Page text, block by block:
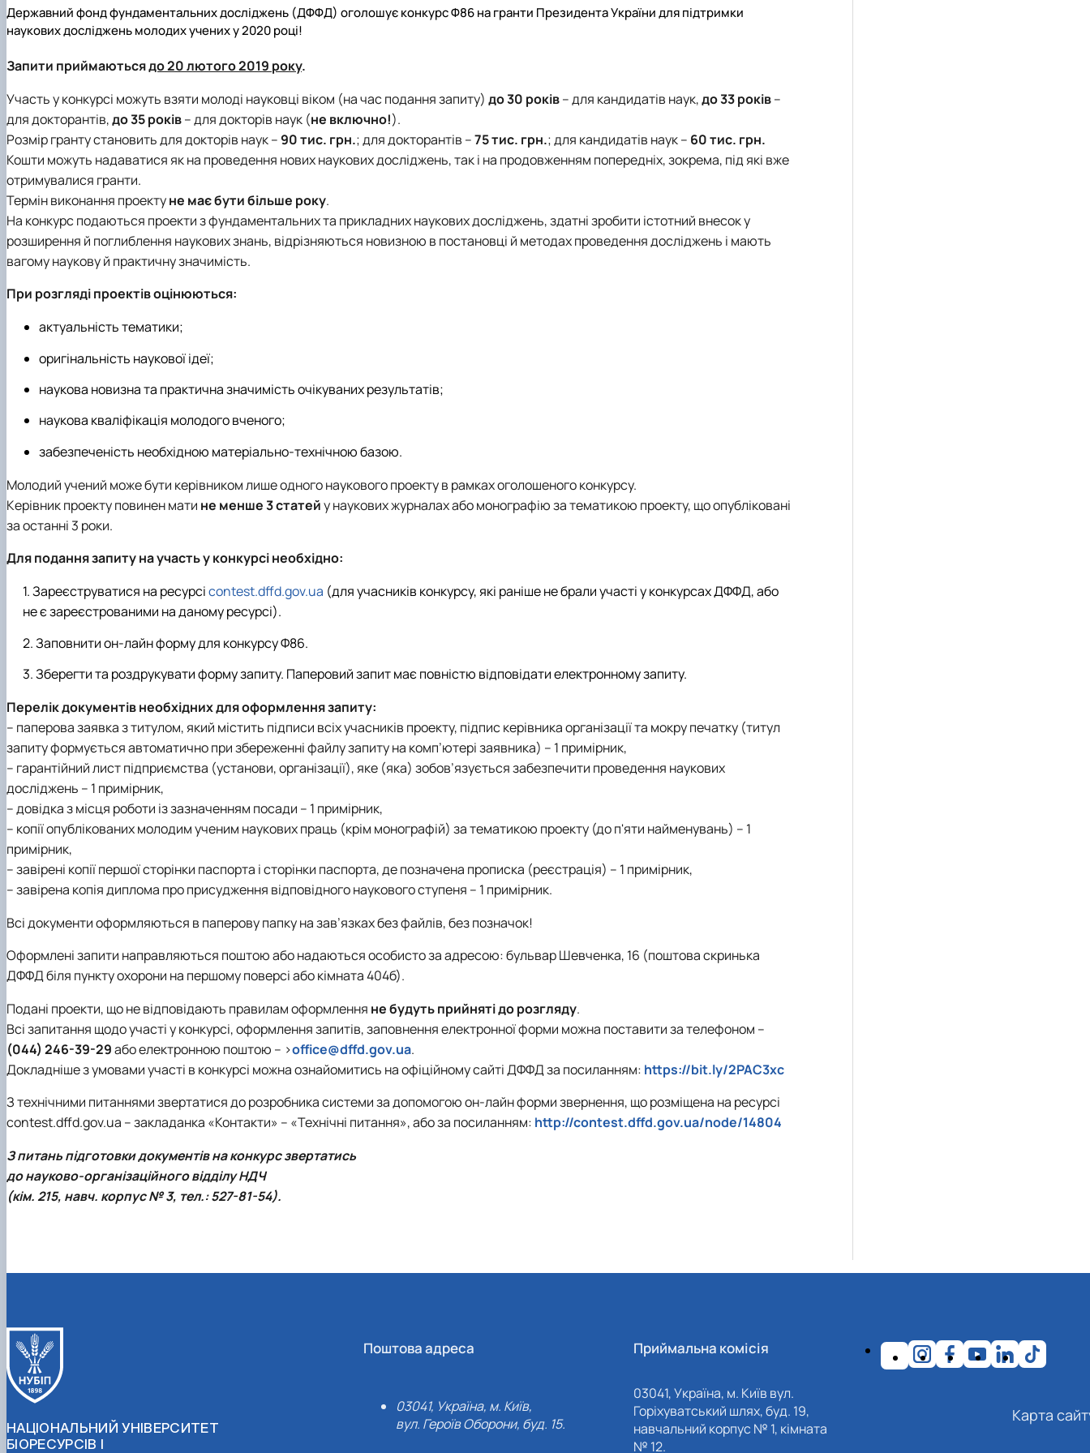
Державний фонд фундаментальних досліджень (ДФФД) оголошує конкурс Ф86 на гранти Президента України для підтримки
наукових досліджень молодих учених у 2020 році!
Запити приймаютьсядо 20 лютого 2019 року.
Участь у конкурсі можуть взяти молоді науковці віком (на час подання запиту) до 30 років– для кандидатів наук,до 33 років–
для докторантів,до 35 років– для докторів наук (не включно!).
Розмір гранту становить для докторів наук – 90 тис. грн.; для докторантів –75 тис. грн.; для кандидатів наук – 60 тис. грн.
Кошти можуть надаватися як на проведення нових наукових досліджень, так і на продовженням попередніх, зокрема, під які вже
отримувалися гранти.
Термін виконання проектуне має бути більше року.
На конкурс подаються проекти з фундаментальних та прикладних наукових досліджень, здатні зробити істотний внесок у
розширення й поглиблення наукових знань, відрізняються новизною в постановці й методах проведення досліджень і мають
вагому наукову й практичну значимість.
При розгляді проектів оцінюються:
актуальність тематики;
оригінальність наукової ідеї;
наукова новизна та практична значимість очікуваних результатів;
наукова кваліфікація молодого вченого;
забезпеченість необхідною матеріально-технічною базою.
Молодий учений може бути керівником лише одного наукового проекту в рамках оголошеного конкурсу.
Керівник проекту повинен мати не менше 3 статейу наукових журналах або монографію за тематикою проекту, що опубліковані
за останні 3 роки.
Для подання запиту на участь у конкурсі необхідно:
Зареєструватися на ресурсіcontest.dffd.gov.ua (для учасників конкурсу, які раніше не брали участі у конкурсах ДФФД, або
не є зареєстрованими на даному ресурсі).
Заповнити он-лайн форму для конкурсу Ф86.
Зберегти та роздрукувати форму запиту. Паперовий запит має повністю відповідати електронному запиту.
Перелік документів необхідних для оформлення запиту:
– паперова заявка з титулом, який містить підписи всіх учасників проекту, підпис керівника організації та мокру печатку (титул
запиту формується автоматично при збереженні файлу запиту на комп’ютері заявника) – 1 примірник,
– гарантійний лист підприємства (установи, організації), яке (яка) зобов’язується забезпечити проведення наукових
досліджень – 1 примірник,
– довідка з місця роботи із зазначенням посади – 1 примірник,
– копії опублікованих молодим ученим наукових праць (крім монографій) за тематикою проекту (до п'яти найменувань) – 1
примірник,
– завірені копії першої сторінки паспорта і сторінки паспорта, де позначена прописка (реєстрація) – 1 примірник,
– завірена копія диплома про присудження відповідного наукового ступеня – 1 примірник.
Всі документи оформляються в паперову папку на зав’язках без файлів, без позначок!
Оформлені запити направляються поштою або надаються особисто за адресою: бульвар Шевченка, 16 (поштова скринька
ДФФД біля пункту охорони на першому поверсі або кімната 404б).
Подані проекти, що не відповідають правилам оформлення не будуть прийняті до розгляду.
Всі запитання щодо участі у конкурсі, оформлення запитів, заповнення електронної форми можна поставити за телефоном –
(044) 246-39-29або електронною поштою – >office@dffd.gov.ua.
Докладніше з умовами участі в конкурсі можна ознайомитись на офіційному сайті ДФФД за посиланням: https://bit.ly/2PAC3xc
З технічними питаннями звертатися до розробника системи за допомогою он-лайн форми звернення, що розміщена на ресурсі
contest.dffd.gov.ua – закладанка «Контакти» – «Технічні питання», або за посиланням: http://contest.dffd.gov.ua/node/14804
З питань підготовки документів на конкурс звертатись
до науково-організаційного відділу НДЧ
(кім. 215, навч. корпус № 3, тел.: 527-81-54).
НАЦІОНАЛЬНИЙ УНІВЕРСИТЕТ
БІОРЕСУРСІВ І
Поштова адреса
03041, Україна, м. Київ,
вул. Героїв Оборони, буд. 15.
Приймальна комісія
03041, Україна, м. Київ вул.
Горіхуватський шлях, буд. 19,
навчальний корпус № 1, кімната
№ 12.
Карта